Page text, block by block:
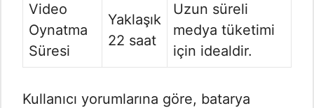
Video
Oynatma
Süresi
Yaklaşık
22 saat
Uzun süreli
medya tüketimi
için idealdir.
Kullanıcı yorumlarına göre, batarya